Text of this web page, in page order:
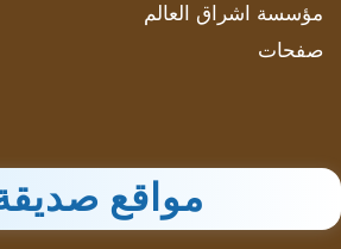
مؤسسة اشراق العالم
صفحات
مواقع